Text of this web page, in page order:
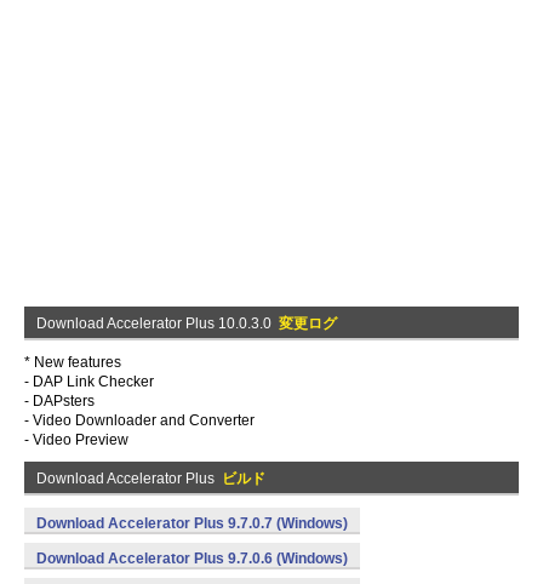
Download Accelerator Plus 10.0.3.0 変更ログ
* New features
- DAP Link Checker
- DAPsters
- Video Downloader and Converter
- Video Preview
Download Accelerator Plus ビルド
Download Accelerator Plus 9.7.0.7 (Windows)
Download Accelerator Plus 9.7.0.6 (Windows)